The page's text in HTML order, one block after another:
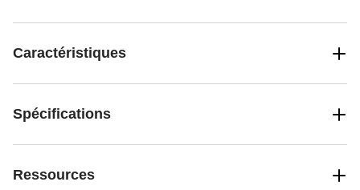
Caractéristiques
Spécifications
Ressources